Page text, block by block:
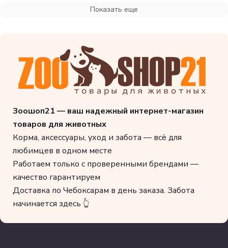
Показать еще
Зоошоп21 — ваш надежный интернет-магазин
товаров для животных
Корма, аксессуары, уход и забота — всё для
любимцев в одном месте
Работаем только с проверенными брендами —
качество гарантируем
Доставка по Чебоксарам в день заказа. Забота
начинается здесь 👆